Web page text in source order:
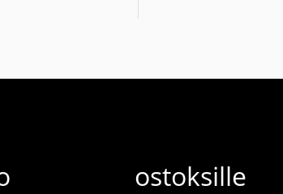
ostoksille